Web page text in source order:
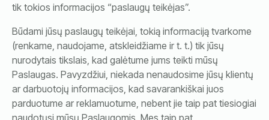
tik tokios informacijos “paslaugų teikėjas”.
Būdami jūsų paslaugų teikėjai, tokią informaciją tvarkome
(renkame, naudojame, atskleidžiame ir t. t.) tik jūsų
nurodytais tikslais, kad galėtume jums teikti mūsų
Paslaugas. Pavyzdžiui, niekada nenaudosime jūsų klientų
ar darbuotojų informacijos, kad savarankiškai juos
parduotume ar reklamuotume, nebent jie taip pat tiesiogiai
naudotųsi mūsų Paslaugomis. Mes taip pat